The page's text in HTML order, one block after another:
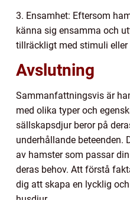
3. Ensamhet: Eftersom
känna sig ensamma och
tillräckligt med stimuli
Avslutning
Sammanfattningsvis är
med olika typer och
sällskapsdjur beror på
underhållande beteenden.
av hamster som passar
deras behov. Att förstå
dig att skapa en lycklig